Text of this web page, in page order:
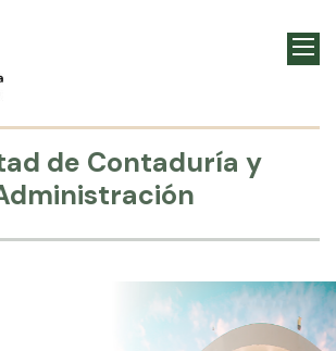
de Contaduría y